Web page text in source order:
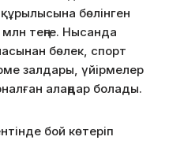
бөлінген
теңге. Нысанда
бөлек, спорт
залдары, үйірмелер
алаңдар болады.
бой көтеріп